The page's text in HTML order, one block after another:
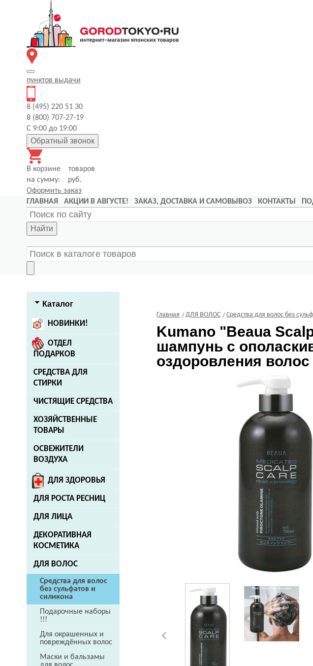
пунктов выдачи
8 (495) 220 51 30
8 (800) 707-27-19
С 9:00 до 19:00
Обратный звонок
В корзине
товаров
на сумму:
руб.
Оформить заказ
ГЛАВНАЯ
АКЦИИ В АВГУСТЕ! ЗАКАЗ, ДОСТАВКА И САМОВЫВОЗ КОНТАКТЫ
Найти
Каталог
НОВИНКИ!
ОТДЕЛ
ПОДАРКОВ
СРЕДСТВА ДЛЯ
СТИРКИ
ЧИСТЯЩИЕ СРЕДСТВА
ХОЗЯЙСТВЕННЫЕ
ТОВАРЫ
ОСВЕЖИТЕЛИ
ВОЗДУХА
ДЛЯ ЗДОРОВЬЯ
ДЛЯ РОСТА РЕСНИЦ
ДЛЯ ЛИЦА
ДЕКОРАТИВНАЯ
КОСМЕТИКА
ДЛЯ ВОЛОС
Средства для волос
без сульфатов и
силикона
Подарочные наборы
!!!
Для окрашенных и
повреждённых волос
Маски и бальзамы
Главная ДЛЯ ВОЛОС Средства для волос без
Kumano "Beaua
шампунь с
оздоровления